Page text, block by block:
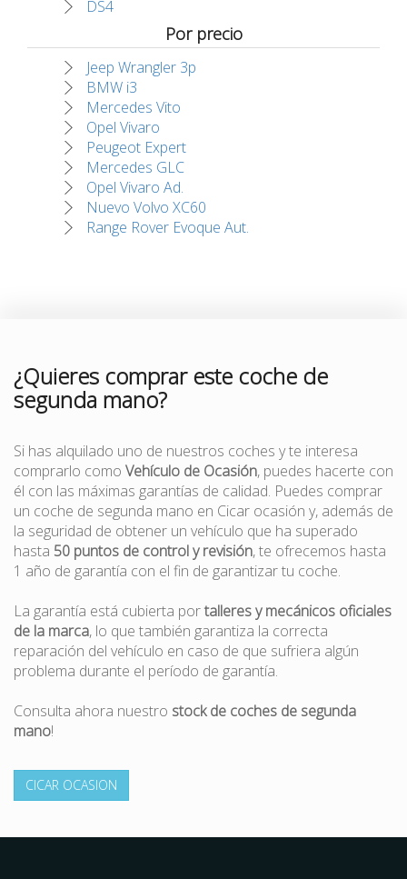
DS4
Por precio
Jeep Wrangler 3p
BMW i3
Mercedes Vito
Opel Vivaro
Peugeot Expert
Mercedes GLC
Opel Vivaro Ad.
Nuevo Volvo XC60
Range Rover Evoque Aut.
¿Quieres comprar este coche de
segunda mano?
Si has alquilado uno de nuestros coches y te interesa
comprarlo como Vehículo de Ocasión, puedes hacerte con
él con las máximas garantías de calidad. Puedes comprar
un coche de segunda mano en Cicar ocasión y, además de
la seguridad de obtener un vehículo que ha superado
hasta 50 puntos de control y revisión, te ofrecemos hasta
1 año de garantía con el fin de garantizar tu coche.
La garantía está cubierta portalleres y mecánicos oficiales
de la marca, lo que también garantiza la correcta
reparación del vehículo en caso de que sufriera algún
problema durante el período de garantía.
Consulta ahora nuestro stock de coches de segunda
mano!
CICAR OCASION